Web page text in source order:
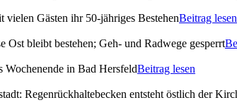
vielen Gästen ihr 50-jähriges BestehenBeitrag lesen
Ost bleibt bestehen; Geh- und Radwege gesperrt
Wochenende in Bad HersfeldBeitrag lesen
Regenrückhaltebecken entsteht östlich der